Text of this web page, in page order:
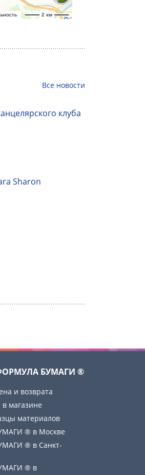
Все новости
клуба
Sharon
БУМАГИ ®
и возврата
в магазине
материалов
® в Москве
® в Санкт-
® в